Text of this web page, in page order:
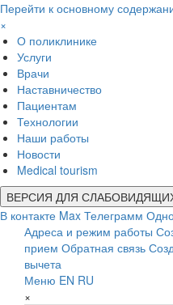
Перейти к основному
×
О поликлинике
Услуги
Врачи
Наставничество
Пациентам
Технологии
Наши работы
Новости
Medical tourism
ВЕРСИЯ ДЛЯ
В контакте Max Телеграмм
Адреса и режим работы
прием Обратная связь
вычета
Меню EN RU
×